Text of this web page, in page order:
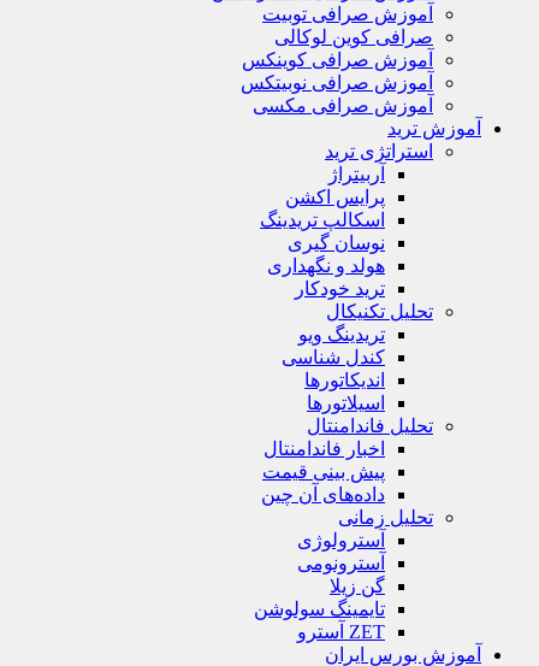
آموزش صرافی توبیت
صرافی کوین لوکالی
آموزش صرافی کوینکس
آموزش صرافی نوبیتکس
آموزش صرافی مکسی
آموزش ترید
استراتژی‌ ترید
آربیتراژ
پرایس اکشن
اسکالپ تریدینگ
نوسان گیری
هولد و نگهداری
ترید خودکار
تحلیل تکنیکال
تریدینگ ویو
کندل شناسی
اندیکاتورها
اسیلاتورها
تحلیل فاندامنتال
اخبار فاندامنتال
پیش بینی قیمت
داده‌های آن چین
تحلیل زمانی
آسترولوژی
آسترونومی
گن زیلا
تايمينگ سولوشن
ZET آسترو
آموزش بورس ایران